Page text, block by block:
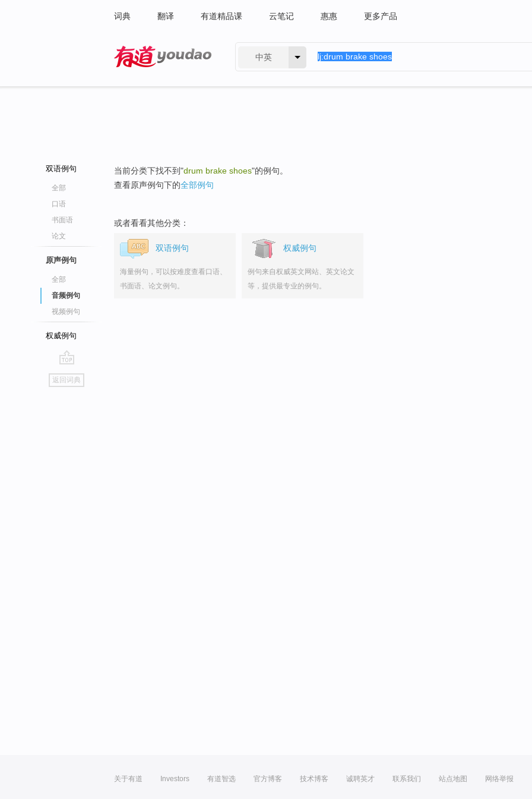
词典 翻译 有道精品课 云笔记 惠惠 更多产品
中英
双语例句
全部
口语
书面语
论文
原声例句
全部
音频例句
视频例句
权威例句
go
top
返回词典
当前分类下找不到"drum brake shoes"的例句。
查看原声例句下的全部例句
或者看看其他分类：
双语例句
海量例句，可以按难度查看口语、
书面语、论文例句。
权威例句
例句来自权威英文网站、英文论文
等，提供最专业的例句。
关于有道 Investors 有道智选 官方博客 技术博客 诚聘英才 联系我们 站点地图 网络举报